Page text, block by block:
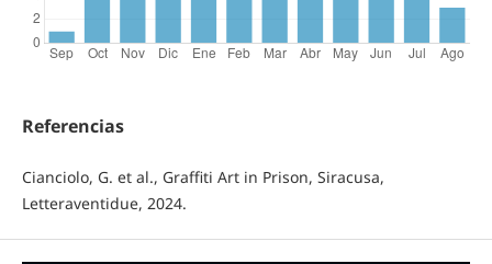
Referencias
Cianciolo, G. et al., Graffiti Art in Prison, Siracusa,
Letteraventidue, 2024.